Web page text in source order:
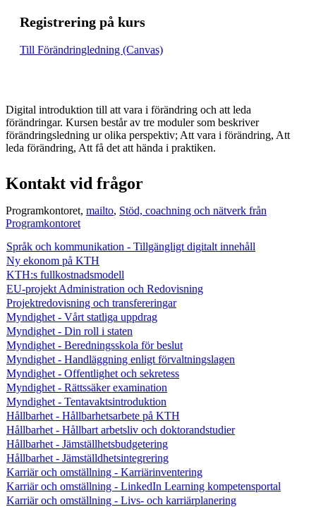
Registrering på kurs
Till Förändringledning (Canvas)
Digital introduktion till att vara i förändring och att leda
förändringar. Kursen består av tre moduler som beskriver
förändringsledning ur olika perspektiv; Att vara i förändring, Att
leda förändring, Att få det att hända i praktiken.
Kontakt vid frågor
Programkontoret, mailto, Stöd, coachning och nätverk från
Programkontoret
Språk och kommunikation - Tillgängligt digitalt innehåll
Ny ekonom på KTH
KTH:s fullkostnadsmodell
EU-projekt Administration och Redovisning
Projektredovisning och transfereringar
Myndighet - Vårt statliga uppdrag
Myndighet - Din roll i staten
Myndighet - Beredningsskola för beslut
Myndighet - Handläggning enligt förvaltningslagen
Myndighet - Offentlighet och sekretess
Myndighet - Rättssäker examination
Myndighet - Tentavaktsintroduktion
Hållbarhet - Hållbarhetsarbete på KTH
Hållbarhet - Hållbart arbetsliv och doktorandstudier
Hållbarhet - Jämställhetsbudgetering
Hållbarhet - Jämställdhetsintegrering
Karriär och omställning - Karriärinventering
Karriär och omställning - LinkedIn Learning kompetensportal
Karriär och omställning - Livs- och karriärplanering